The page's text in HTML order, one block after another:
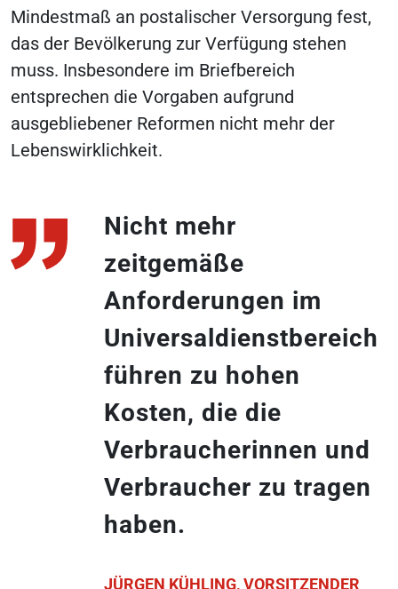
Mindestmaß an postalischer Versorgung fest,
das der Bevölkerung zur Verfügung stehen
muss. Insbesondere im Briefbereich
entsprechen die Vorgaben aufgrund
ausgebliebener Reformen nicht mehr der
Lebenswirklichkeit.
Nicht mehr
zeitgemäße
Anforderungen im
Universaldienstbereich
führen zu hohen
Kosten, die die
Verbraucherinnen und
Verbraucher zu tragen
haben.
JÜRGEN KÜHLING, VORSITZENDER